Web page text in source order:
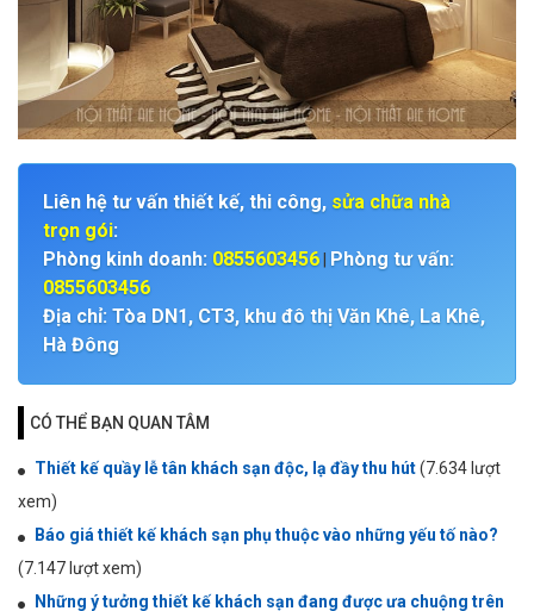
Liên hệ tư vấn thiết kế, thi công, sửa chữa nhà
trọn gói:
Phòng kinh doanh: 0855603456 Phòng tư vấn:
0855603456
Địa chỉ: Tòa DN1, CT3, khu đô thị Văn Khê, La Khê,
Hà Đông
CÓ THỂ BẠN QUAN TÂM
Thiết kế quầy lễ tân khách sạn độc, lạ đầy thu hút(7.634 lượt
xem)
Báo giá thiết kế khách sạn phụ thuộc vào những yếu tố nào?
(7.147 lượt xem)
Những ý tưởng thiết kế khách sạn đang được ưa chuộng trên